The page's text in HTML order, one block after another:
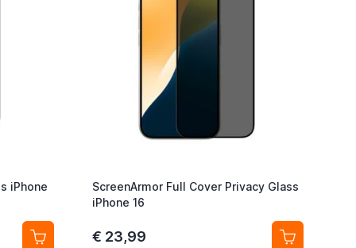
iPhone
ScreenArmor Full Cover Privacy Glass
iPhone 16
€ 23,99